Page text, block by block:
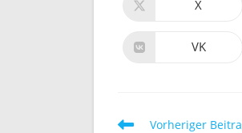
X
VK
Vorheriger